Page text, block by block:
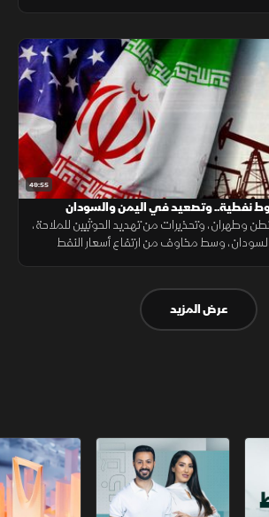
49:55
نفطية.. وتصعيد في اليمن والسودان
وطهران، وتحذيرات من تهديد الحوثيين للملاحة،
وسط مخاوف من ارتفاع أسعار النفط
عرض المزيد
الخبر الآخر أخبار الشرق